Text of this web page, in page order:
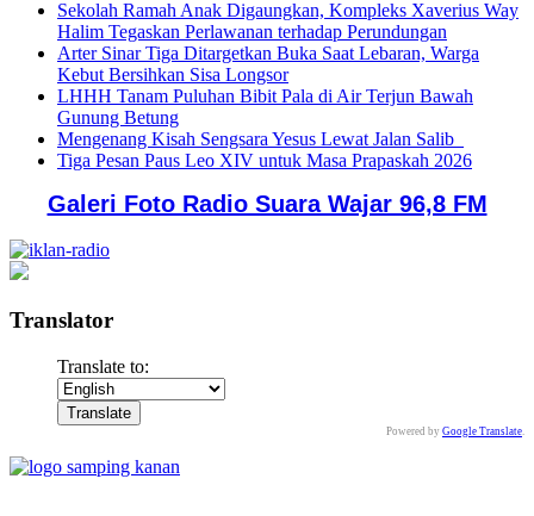
Sekolah Ramah Anak Digaungkan, Kompleks Xaverius Way
Halim Tegaskan Perlawanan terhadap Perundungan
Arter Sinar Tiga Ditargetkan Buka Saat Lebaran, Warga
Kebut Bersihkan Sisa Longsor
LHHH Tanam Puluhan Bibit Pala di Air Terjun Bawah
Gunung Betung
Mengenang Kisah Sengsara Yesus Lewat Jalan Salib
Tiga Pesan Paus Leo XIV untuk Masa Prapaskah 2026
Galeri Foto Radio Suara Wajar 96,8 FM
Translator
Translate to:
Powered by Google Translate